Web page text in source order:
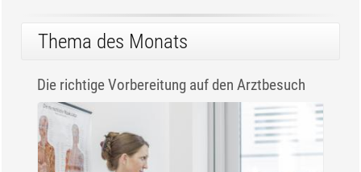
Thema des Monats
Die richtige Vorbereitung auf den Arztbesuch